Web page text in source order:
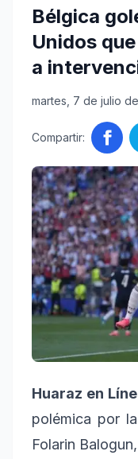
Bélgica
Unidos
a
martes, 7 de julio
Compartir:
Huaraz en
polémica por
Folarin